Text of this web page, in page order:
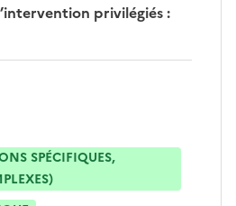
privilégiés:
SPÉCIFIQUES,